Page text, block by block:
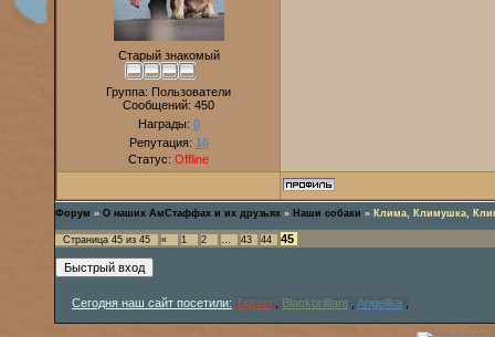
Старый знакомый
Группа: Пользователи
Сообщений: 450
Награды: 0
Репутация: 16
Статус: Offline
Форум » О наших АмСтаффах и их друзьях » Наши собаки » Клима, Климушка,
Страница 45 из 45 « 1 2 … 43 44 45
Сегодня наш сайт посетили: Tigrino Blackbrilliant Angelika